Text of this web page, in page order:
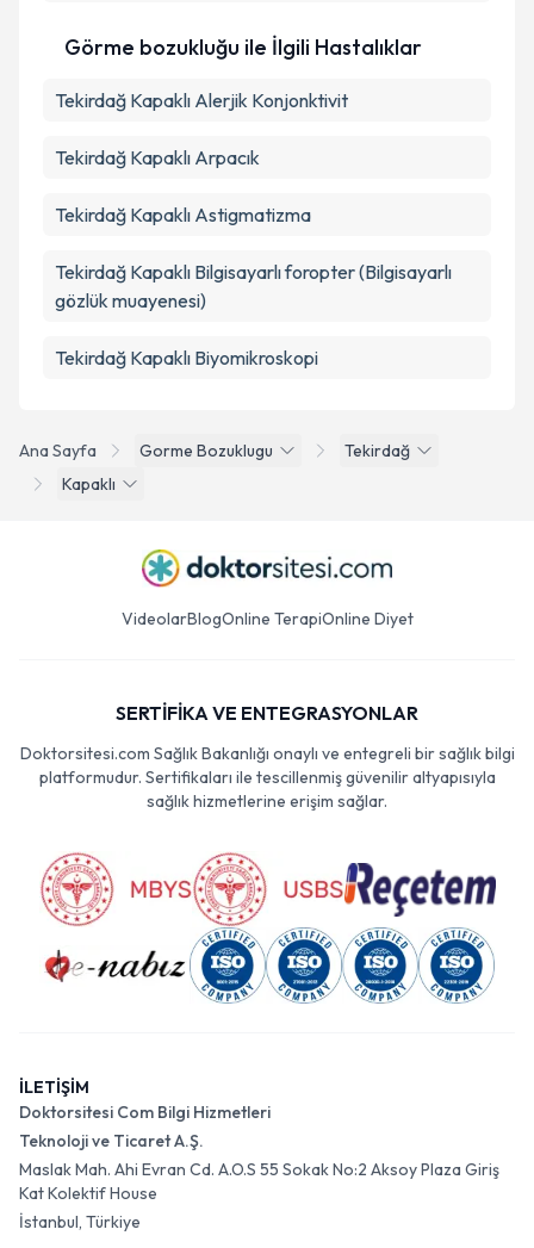
Ana Sayfa Gorme Bozuklugu
Tekirdağ
Kapaklı
Görme bozukluğu ile İlgili Hastalıklar
Tekirdağ Kapaklı Alerjik Konjonktivit
Tekirdağ Kapaklı Arpacık
Tekirdağ Kapaklı Astigmatizma
Tekirdağ Kapaklı Bilgisayarlı foropter (Bilgisayarlı
gözlük muayenesi)
Tekirdağ Kapaklı Biyomikroskopi
VideolarBlogOnline TerapiOnline Diyet
SERTİFİKA VE ENTEGRASYONLAR
Doktorsitesi.com Sağlık Bakanlığı onaylı ve entegreli bir sağlık bilgi
platformudur. Sertifikaları ile tescillenmiş güvenilir altyapısıyla
sağlık hizmetlerine erişim sağlar.
İLETİŞİM
Doktorsitesi Com Bilgi Hizmetleri
Teknoloji ve Ticaret A.Ş.
Maslak Mah. Ahi Evran Cd. A.O.S 55 Sokak No:2 Aksoy Plaza Giriş
Kat Kolektif House
İstanbul, Türkiye